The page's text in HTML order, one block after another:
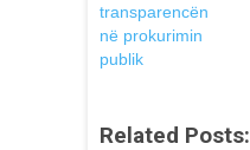
transparencën
në prokurimin
publik
Related Posts: